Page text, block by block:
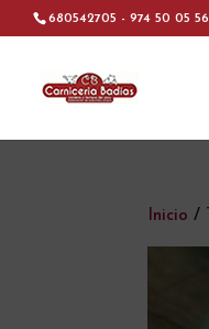
680542705 - 974 50 05 56
Inicio /